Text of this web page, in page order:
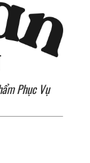
Phục Vụ